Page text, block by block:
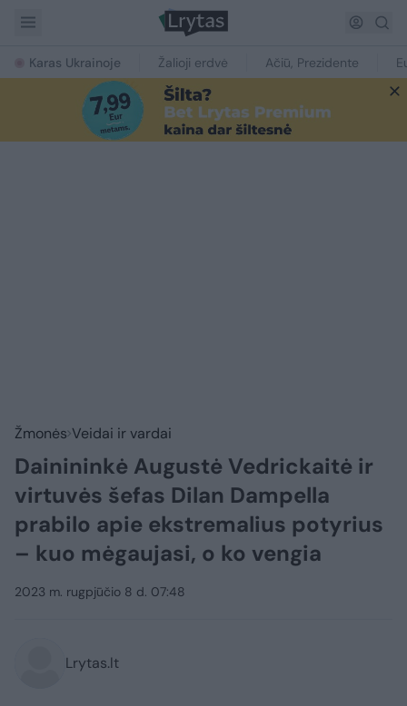
Karas Ukrainoje Žalioji erdvė Ačiū, Prezidente
Žmonės Veidai ir vardai
Dainininkė Augustė Vedrickaitė ir
virtuvės šefas Dilan Dampella
prabilo apie ekstremalius potyrius
– kuo mėgaujasi, o ko vengia
2023 m. rugpjūčio 8 d. 07:48
Lrytas.lt